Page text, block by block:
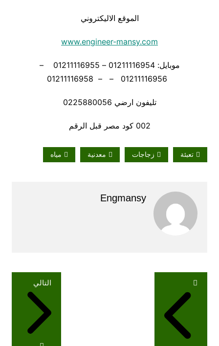
الموقع الاليكتروني
www.engineer-mansy.com
موبايل: 01211116954 – 01211116955 –
تليفون ارضي 0225880056
002 كود مصر قبل الرقم
تعبئة زجاجات معدنية مياه
Engmansy
تصفّح
المقالات
التالي